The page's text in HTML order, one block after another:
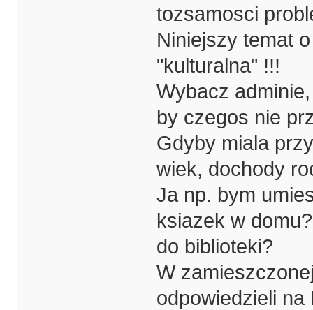
tozsamosci
Niniejszy temat
"kulturalna" !!!
Wybacz
by czegos nie
Gdyby miala
wiek, dochody
Ja np. bym
ksiazek w
do biblioteki?
W
odpowiedzieli na